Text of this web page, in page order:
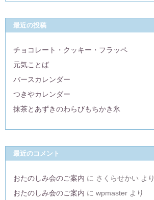
最近の投稿
チョコレート・クッキー・フラッペ
元気ことば
バースカレンダー
つきやカレンダー
抹茶とあずきのわらびもちかき氷
最近のコメント
おたのしみ会のご案内 に さくらせかい より
おたのしみ会のご案内 に wpmaster より